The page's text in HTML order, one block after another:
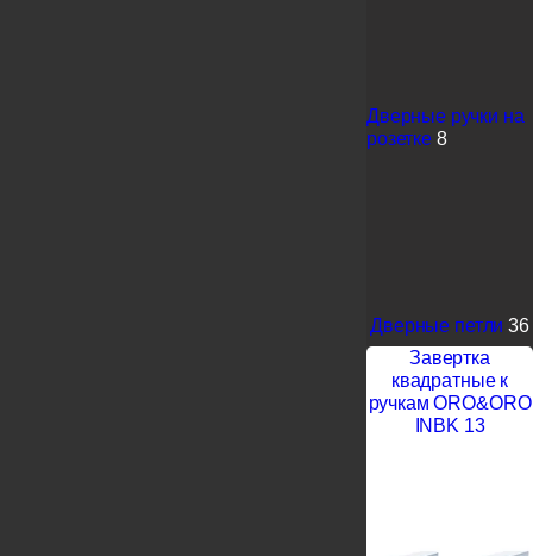
Дверные ручки на
розетке 8
Дверные петли 36
Завертка
квадратные к
ручкам ORO&ORO
INBK 13